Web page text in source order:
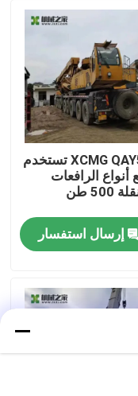
XCMG QAY500 تستخدم
أنواع الرافعات
500 طن
إرسال استفسار